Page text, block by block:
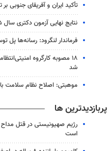
تأکید ایران و آفریقای
نتایج نهایی آزمون دکتری سال ۱۴۰۵ اواخر مرداد اعلام می شود
فرماندار لنگرود: رسانه‌ها پل
۱۸ مصوبه کارگروه
شد
موهبتی: اصلاح نظام سلامت
پربازدیدترین ها
رژیم صهیونیستی در قتل
است